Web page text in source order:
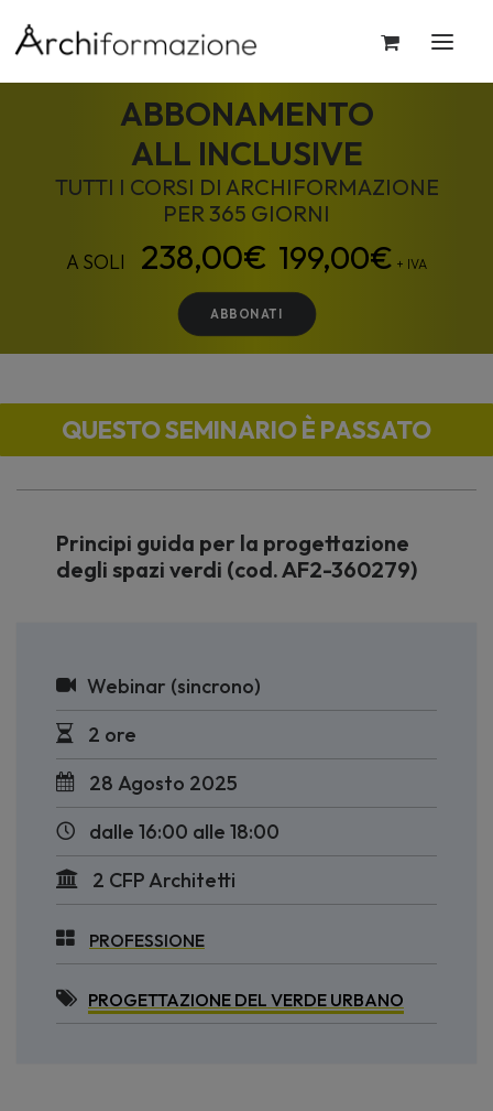
ABBONAMENTO
ALL INCLUSIVE
TUTTI I CORSI DI ARCHIFORMAZIONE
PER 365 GIORNI
199,00€ + IVA
ABBONATI
QUESTO SEMINARIO È PASSATO
Principi guida per la progettazione
degli spazi verdi (cod. AF2-360279)
Webinar (sincrono)
2 ore
28 Agosto 2025
dalle 16:00 alle 18:00
2 CFP Architetti
PROFESSIONE
PROGETTAZIONE DEL VERDE URBANO